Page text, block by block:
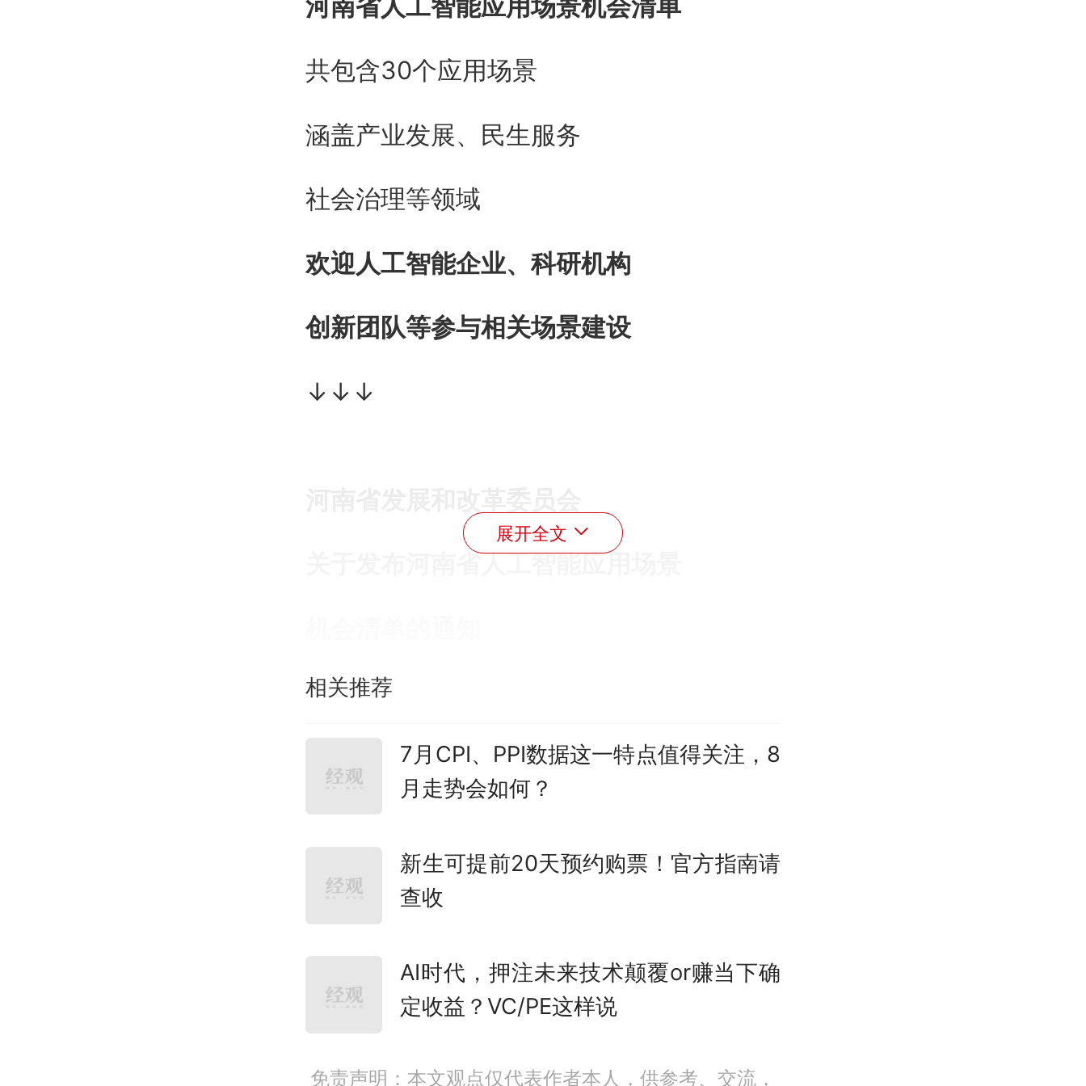
共包含30个应用场景
涵盖产业发展、民生服务
社会治理等领域
欢迎人工智能企业、科研机构
创新团队等参与相关场景建设
↓↓↓
关于发布河南省人工智能应用场景
各有关单位、有关企业：
为深入实施“人工智能+”行动，发挥我省场
景资源牵引作用，加快推动人工智能创新
成果落地应用，经征集遴选，形成了《河
南省人工智能应用场景机会清单》，现对
外发布。清单共包含30个应用场景，涵盖
产业发展、民生服务、社会治理等领域，
欢迎人工智能企业、科研机构、创新团队
展开全文
相关推荐
7月CPI、PPI数据这一特点值得关注，8
月走势会如何？
新生可提前20天预约购票！官方指南请
查收
AI时代，押注未来技术颠覆or赚当下确
定收益？VC/PE这样说
免责声明：本文观点仅代表作者本人，供参考、交流，